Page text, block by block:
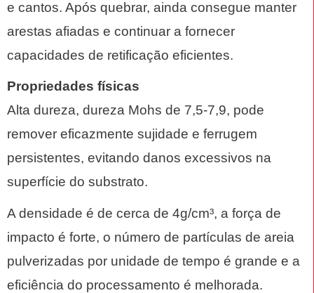
e cantos. Após quebrar, ainda consegue manter
arestas afiadas e continuar a fornecer
capacidades de retificação eficientes.
Propriedades físicas‌
Alta dureza, dureza Mohs de 7,5-7,9, pode
remover eficazmente sujidade e ferrugem
persistentes, evitando danos excessivos na
superfície do substrato.
A densidade é de cerca de 4g/cm³, a força de
impacto é forte, o número de partículas de areia
pulverizadas por unidade de tempo é grande e a
eficiência do processamento é melhorada.